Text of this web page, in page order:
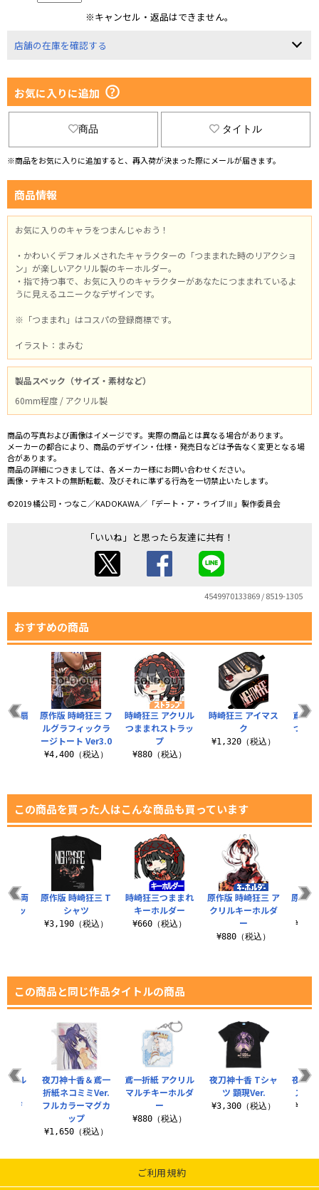
※キャンセル・返品はできません。
店舗の在庫を確認する
お気に入りに追加
商品 タイトル
※商品をお気に入りに追加すると、再入荷が決まった際にメールが届きます。
商品情報
お気に入りのキャラをつまんじゃおう！
・かわいくデフォルメされたキャラクターの「つままれた時のリアクショ
ン」が楽しいアクリル製のキーホルダー。
・指で持つ事で、お気に入りのキャラクターがあなたにつままれているよ
うに見えるユニークなデザインです。
※「つままれ」はコスパの登録商標です。
イラスト：まみむ
製品スペック（サイズ・素材など）
60mm程度 / アクリル製
商品の写真および画像はイメージです。実際の商品とは異なる場合があります。
メーカーの都合により、商品のデザイン・仕様・発売日などは予告なく変更となる場
合があります。
商品の詳細につきましては、各メーカー様にお問い合わせください。
画像・テキストの無断転載、及びそれに準ずる行為を一切禁止いたします。
©2019 橘公司・つなこ／KADOKAWA／「デート・ア・ライブⅢ」製作委員会
「いいね」と思ったら友達に共有！
4549970133869 / 8519-1305
おすすめの商品
時崎狂三 アクリル
つままれストラッ
プ
¥880（税込）
時崎狂三 アイマス
ク
¥1,320（税込）
鳶一
つま
三 扇
原作版 時崎狂三 フ
ルグラフィックラ
ージトート Ver3.0
¥4,400（税込）
この商品を買った人はこんな商品も買っています
時崎狂三つままれ
キーホルダー
¥660（税込）
原作版 時崎狂三 ア
クリルキーホルダ
ー
¥880（税込）
原作版
三 両
ィッ
原作版 時崎狂三 T
シャツ
¥3,190（税込）
この商品と同じ作品タイトルの商品
鳶一折紙 アクリル
マルチキーホルダ
ー
¥880（税込）
夜刀神十香 Tシャ
ツ 顕現Ver.
¥3,300（税込）
夜刀
スマ
セル
ッジ
夜刀神十香＆鳶一
折紙ネコミミVer.
フルカラーマグカ
ップ
¥1,650（税込）
ご利用規約